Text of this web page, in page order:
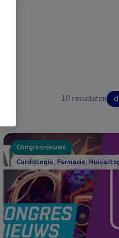
10 resultaten
Congresnieuws
Cardiologie, Farmacie,